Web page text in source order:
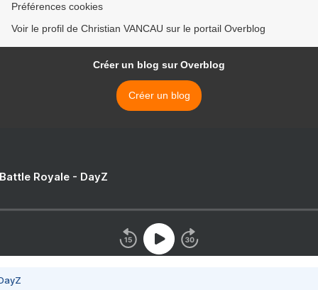
Préférences cookies
Voir le profil de Christian VANCAU sur le portail Overblog
Créer un blog sur Overblog
Créer un blog
Royale - DayZ